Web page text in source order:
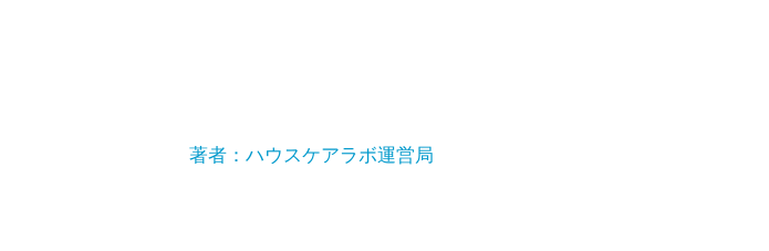
著者：ハウスケアラボ運営局